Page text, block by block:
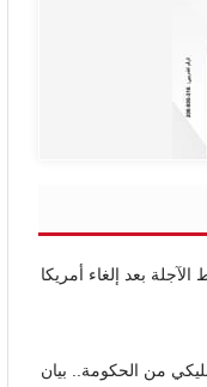
بعد إلغاء أمريكا
من الحكومة.. بيان